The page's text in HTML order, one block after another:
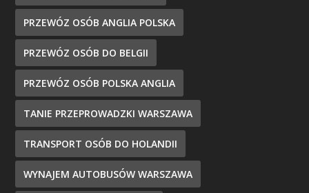
PRZEWÓZ OSÓB ANGLIA POLSKA
PRZEWÓZ OSÓB DO BELGII
PRZEWÓZ OSÓB POLSKA ANGLIA
TANIE PRZEPROWADZKI WARSZAWA
TRANSPORT OSÓB DO HOLANDII
WYNAJEM AUTOBUSÓW WARSZAWA